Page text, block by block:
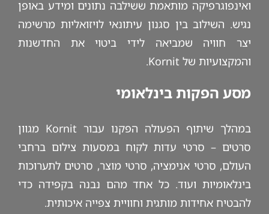
ואינפוגרפיקה מותאמת ששילבה נתונים ומידע באופן
נגיש. השילוב בין סגנון עיתונאי לויזואליות מרשימה
יצר חוויה שמביאה לידי ביטוי את החדשנות
והמקצועיות של Kornit.
מסע הפקות בינלאומי
במהלך שיתוף הפעולה הפקנו עבור Kornit מגוון
סרטים – סרטי עדות לקוח במסעות צילום ברחבי
העולם, סרטי אנימציה, סרטי מוצר, סרטים לתערוכות
בינלאומיות ועוד. כל אחד מהם נבנה בקפידה כדי
להבטיח אחידות מותגית וחוויית צפייה איכותית.